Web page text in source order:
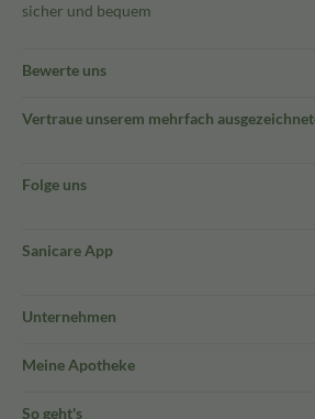
sicher und bequem
Bewerte uns
Vertraue unserem mehrfach
Folge uns
Sanicare App
Unternehmen
Meine Apotheke
So geht's